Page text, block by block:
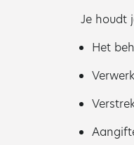
Je houdt
Het